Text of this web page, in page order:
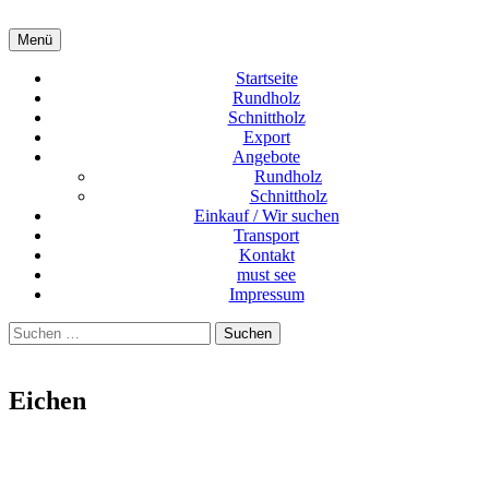
Schöpplein-Holz
Holzgroßhandel, Log`s & Timber
wholeseller
Menü Zum
Inhalt
Startseite
Rundholz
Schnittholz
Export
Angebote
Rundholz
Schnittholz
Einkauf / Wir suchen
Transport
Kontakt
must see
Impressum
Suchen
nach:
Eichen